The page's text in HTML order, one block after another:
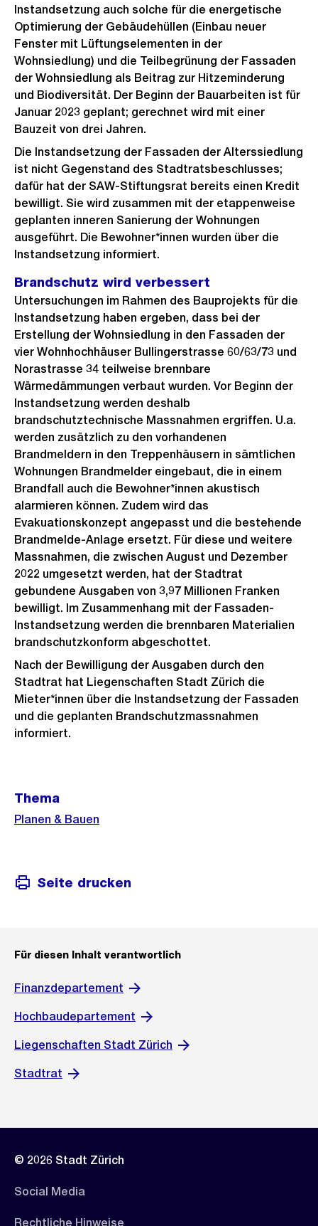
Instandsetzung auch solche für die energetische
Optimierung der Gebäudehüllen (Einbau neuer
Fenster mit Lüftungselementen in der
Wohnsiedlung) und die Teilbegrünung der Fassaden
der Wohnsiedlung als Beitrag zur Hitzeminderung
und Biodiversität. Der Beginn der Bauarbeiten ist für
Januar 2023 geplant; gerechnet wird mit einer
Bauzeit von drei Jahren.
Die Instandsetzung der Fassaden der Alterssiedlung
ist nicht Gegenstand des Stadtratsbeschlusses;
dafür hat der SAW-Stiftungsrat bereits einen Kredit
bewilligt. Sie wird zusammen mit der etappenweise
geplanten inneren Sanierung der Wohnungen
ausgeführt. Die Bewohner*innen wurden über die
Instandsetzung informiert.
Brandschutz wird verbessert
Untersuchungen im Rahmen des Bauprojekts für die
Instandsetzung haben ergeben, dass bei der
Erstellung der Wohnsiedlung in den Fassaden der
vier Wohnhochhäuser Bullingerstrasse 60/63/73 und
Norastrasse 34 teilweise brennbare
Wärmedämmungen verbaut wurden. Vor Beginn der
Instandsetzung werden deshalb
brandschutztechnische Massnahmen ergriffen. U.a.
werden zusätzlich zu den vorhandenen
Brandmeldern in den Treppenhäusern in sämtlichen
Wohnungen Brandmelder eingebaut, die in einem
Brandfall auch die Bewohner*innen akustisch
alarmieren können. Zudem wird das
Evakuationskonzept angepasst und die bestehende
Brandmelde-Anlage ersetzt. Für diese und weitere
Massnahmen, die zwischen August und Dezember
2022 umgesetzt werden, hat der Stadtrat
gebundene Ausgaben von 3,97 Millionen Franken
bewilligt. Im Zusammenhang mit der Fassaden-
Instandsetzung werden die brennbaren Materialien
brandschutzkonform abgeschottet.
Nach der Bewilligung der Ausgaben durch den
Stadtrat hat Liegenschaften Stadt Zürich die
Mieter*innen über die Instandsetzung der Fassaden
und die geplanten Brandschutzmassnahmen
informiert.
Informationen
Thema
Planen & Bauen
Seite drucken
Für diesen Inhalt verantwortlich
Finanzdepartement
Hochbaudepartement
Liegenschaften Stadt Zürich
Stadtrat
© 2026 Stadt Zürich
Social Media
Rechtliche Hinweise